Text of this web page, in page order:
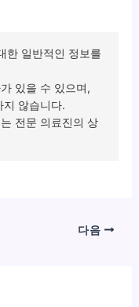
한 일반적인 정보를
있을 수 있으며,
지 않습니다.
전문 의료진의 상
다음